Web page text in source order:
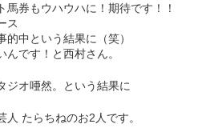
馬券もウハウハに！期待です！！
ス
中という結果に（笑）
です！と西村さん。
ジオ唖然。という結果に
たらちねのお2人です。